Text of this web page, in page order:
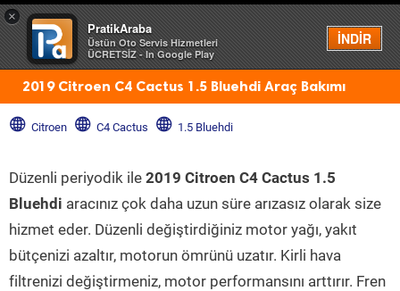
×
PratikAraba
Üstün Oto Servis Hizmetleri
ÜCRETSİZ - In Google Play
İNDİR
Menü
2019 Citroen C4 Cactus 1.5 Bluehdi Araç Bakımı
Citroen C4 Cactus 1.5 Bluehdi
Düzenli periyodik ile 2019 Citroen C4 Cactus 1.5
Bluehdi aracınız çok daha uzun süre arızasız olarak size
hizmet eder. Düzenli değiştirdiğiniz motor yağı, yakıt
bütçenizi azaltır, motorun ömrünü uzatır. Kirli hava
filtrenizi değiştirmeniz, motor performansını arttırır. Fren